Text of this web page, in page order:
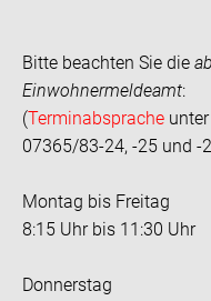
Bitte beachten Sie die
Einwohnermeldeamt:
(Terminabsprache
07365/83-24, -25 und -
Montag bis Freitag
8:15 Uhr bis 11:30 Uhr
Donnerstag